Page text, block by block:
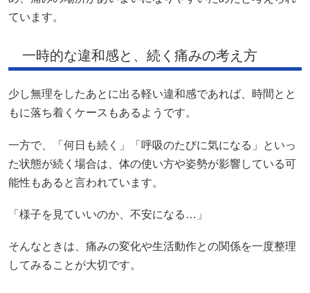
ています。
一時的な違和感と、続く痛みの考え方
少し無理をしたあとに出る軽い違和感であれば、時間とと
もに落ち着くケースもあるようです。
一方で、「何日も続く」「呼吸のたびに気になる」といっ
た状態が続く場合は、体の使い方や姿勢が影響している可
能性もあると言われています。
「様子を見ていいのか、不安になる…」
そんなときは、痛みの変化や生活動作との関係を一度整理
してみることが大切です。